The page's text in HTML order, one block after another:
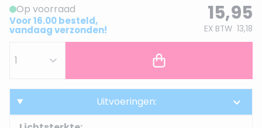
Op voorraad
Voor 16.00 besteld,
vandaag verzonden!
15,95
EX BTW 13,18
Uitvoeringen: